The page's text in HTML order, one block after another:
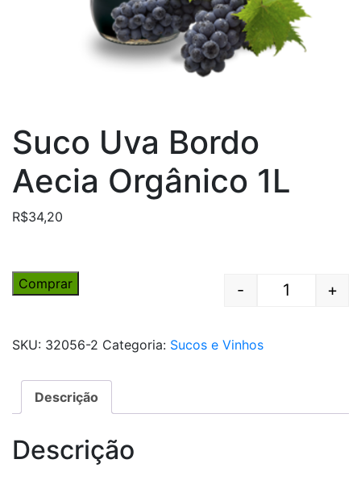
Suco Uva Bordo
Aecia Orgânico 1L
R$34,20
Quantity
- +
Comprar
SKU: 32056-2 Categoria: Sucos e Vinhos
Descrição
Descrição